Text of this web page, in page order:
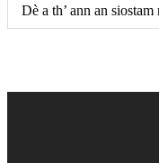
Dè a th’ ann an